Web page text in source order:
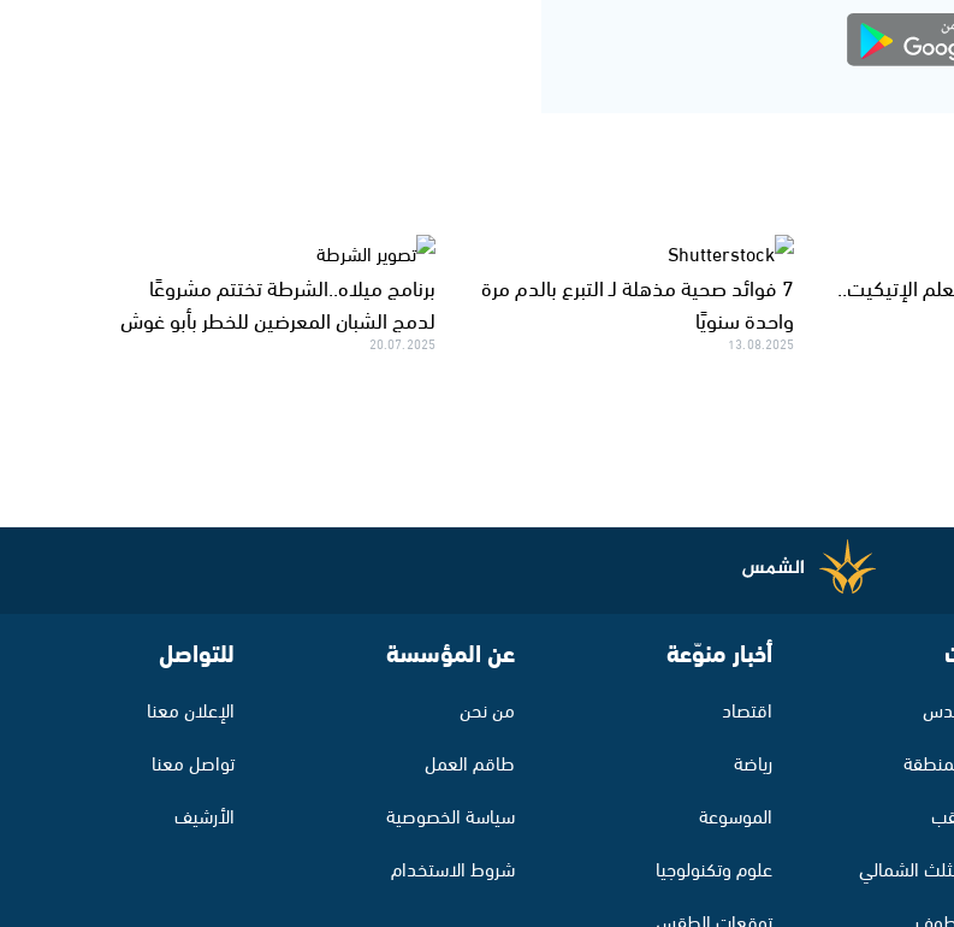
الإتيكيت..
7 فوائد صحية مذهلة لـ التبرع بالدم مرة
واحدة سنويًا
13.08.2025
برنامج ميلاه..الشرطة تختتم مشروعًا
لدمج الشبان المعرضين للخطر بأبو غوش
20.07.2025
الشمالي
أخبار منوّعة
اقتصاد
رياضة
الموسوعة
علوم وتكنولوجيا
عن المؤسسة
من نحن
طاقم العمل
سياسة الخصوصية
شروط الاستخدام
للتواصل
الإعلان معنا
تواصل معنا
الأرشيف